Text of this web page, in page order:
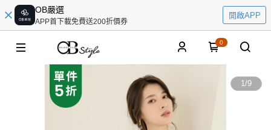
OB嚴選
APP首下載免費送200折價券
開啟APP
0
1/9